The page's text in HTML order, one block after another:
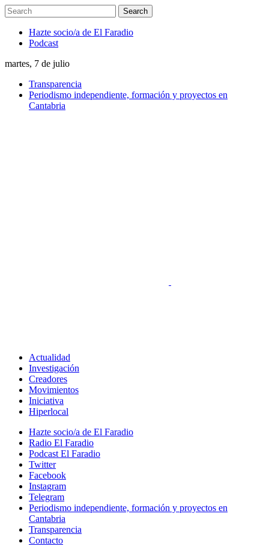
Hazte socio/a de El Faradio
Podcast
martes, 7 de julio
Transparencia
Periodismo independiente, formación y proyectos en
Cantabria
Actualidad
Investigación
Creadores
Movimientos
Iniciativa
Hiperlocal
Hazte socio/a de El Faradio
Radio El Faradio
Podcast El Faradio
Twitter
Facebook
Instagram
Telegram
Periodismo independiente, formación y proyectos en
Cantabria
Transparencia
Contacto